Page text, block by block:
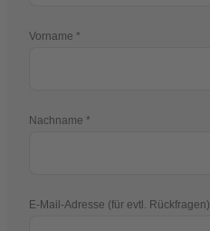
Vorname
Nachname
E-Mail-Adresse (für evtl. Rückfragen)